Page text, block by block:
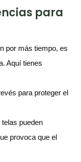
para
por más tiempo, es
Aquí tienes
para proteger el
pueden
provoca que el